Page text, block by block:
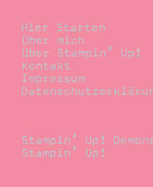
Hier Starten
Über mich
Über Stampin’ Up!
Kontakt
Impressum
Stampin’ Up!
Stampin’ Up!